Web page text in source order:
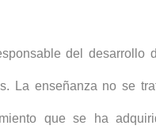
del desarrollo
La enseñanza no se
que se ha